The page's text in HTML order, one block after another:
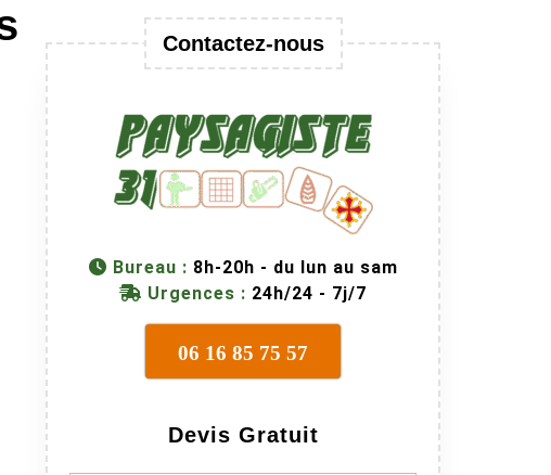
Contactez-nous
Bureau : 8h-20h - du lun au sam
Urgences : 24h/24 - 7j/7
06 16 85 75 57
Devis Gratuit